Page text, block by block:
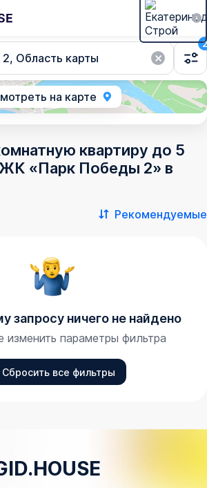
Область карты
2
на карте
квартиру до 5
«Парк Победы 2» в
Рекомендуемые
запросу ничего не найдено
изменить параметры фильтра
Сбросить все фильтры